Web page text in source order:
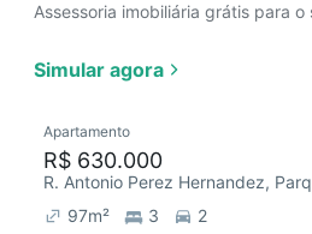
Assessoria imobiliária grátis para
Simular agora
Apartamento
R$ 630.000
R. Antonio Perez Hernandez,
97m² 3
2